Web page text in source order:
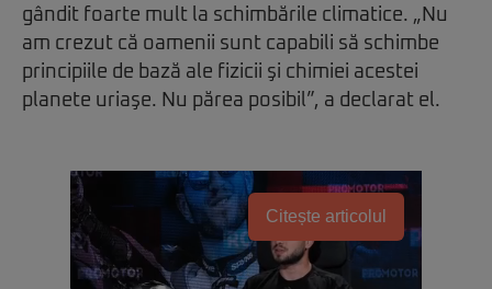
gândit foarte mult la schimbările climatice. „Nu
am crezut că oamenii sunt capabili să schimbe
principiile de bază ale fizicii şi chimiei acestei
planete uriaşe. Nu părea posibil”, a declarat el.
Citește articolul